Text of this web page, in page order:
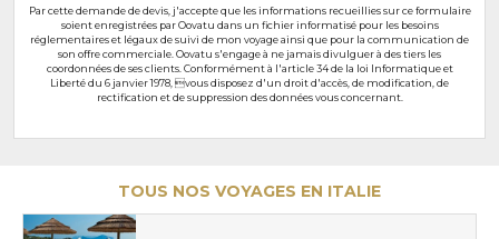
Par cette demande de devis, j'accepte que les informations recueillies sur ce formulaire
soient enregistrées par Oovatu dans un fichier informatisé pour les besoins
réglementaires et légaux de suivi de mon voyage ainsi que pour la communication de
son offre commerciale. Oovatu s'engage à ne jamais divulguer à des tiers les
coordonnées de ses clients. Conformément à l'article 34 de la loi Informatique et
Liberté du 6 janvier 1978, vous disposez d'un droit d'accès, de modification, de
rectification et de suppression des données vous concernant.
TOUS NOS VOYAGES EN ITALIE